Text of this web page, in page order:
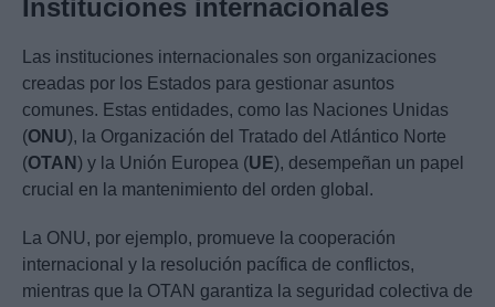
Instituciones internacionales
Las instituciones internacionales son organizaciones
creadas por los Estados para gestionar asuntos
comunes. Estas entidades, como las Naciones Unidas
(ONU), la Organización del Tratado del Atlántico Norte
(OTAN) y la Unión Europea (UE), desempeñan un papel
crucial en la mantenimiento del orden global.
La ONU, por ejemplo, promueve la cooperación
internacional y la resolución pacífica de conflictos,
mientras que la OTAN garantiza la seguridad colectiva de